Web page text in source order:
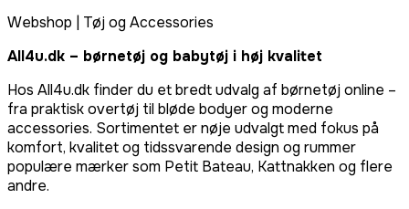
Webshop
Tøj og Accessories
All4u.dk – børnetøj og babytøj i høj kvalitet
Hos All4u.dk finder du et bredt udvalg af børnetøj online –
fra praktisk overtøj til bløde bodyer og moderne
accessories. Sortimentet er nøje udvalgt med fokus på
komfort, kvalitet og tidssvarende design og rummer
populære mærker som Petit Bateau, Kattnakken og flere
andre.